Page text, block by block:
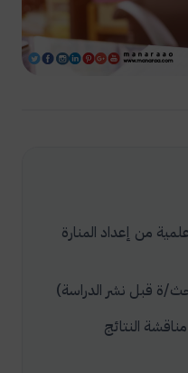
من إعداد المنارة
ة قبل نشر الدراسة)​
النتائج